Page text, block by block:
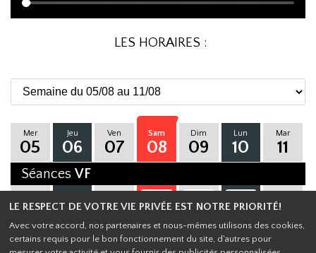
LE RESPECT DE VOTRE VIE PRIVÉE EST NOTRE PRIORITÉ!
Avec votre accord, nos partenaires et nous-mêmes utilisons des cookies,
certains requis pour le bon fonctionnement du site, d'autres pour
LES HORAIRES :
Mer
05
Jeu
06
Ven
07
Sam
08
Dim
09
Lun
10
Mar
11
Séances VF
20h00 17h30 17h30
Haut de page